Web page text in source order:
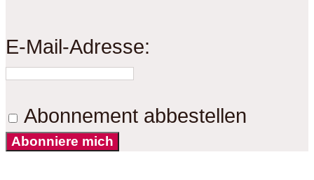
E-Mail-Adresse:
Abonnement abbestellen
Abonniere mich